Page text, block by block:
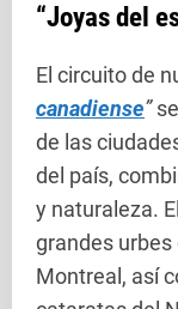
“Joyas del
El circuito de
canadiense”
de las
del país,
y naturaleza.
grandes urbes
Montreal, así